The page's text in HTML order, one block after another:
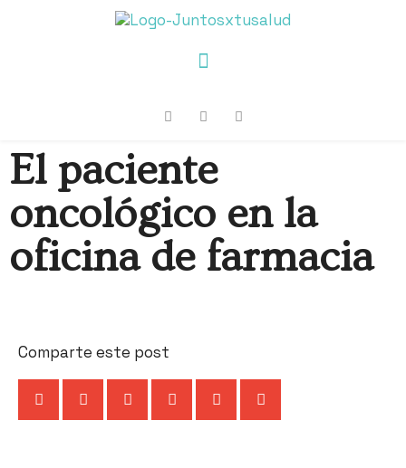
El paciente
oncológico en la
oficina de farmacia
Comparte este post